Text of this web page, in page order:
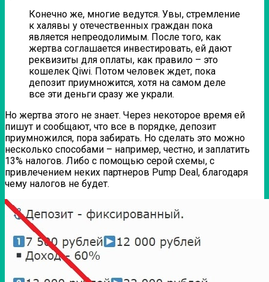
Конечно же, многие ведутся. Увы, стремление
к халявы у отечественных граждан пока
является непреодолимым. После того, как
жертва соглашается инвестировать, ей дают
реквизиты для оплаты, как правило – это
кошелек Qiwi. Потом человек ждет, пока
депозит приумножится, хотя на самом деле
все эти деньги сразу же украли.
Но жертва этого не знает. Через некоторое время ей
пишут и сообщают, что все в порядке, депозит
приумножился, пора забирать. Но сделать это можно
несколько способами – например, честно, и заплатить
13% налогов. Либо с помощью серой схемы, с
привлечением неких партнеров Pump Deal, благодаря
чему налогов не будет.